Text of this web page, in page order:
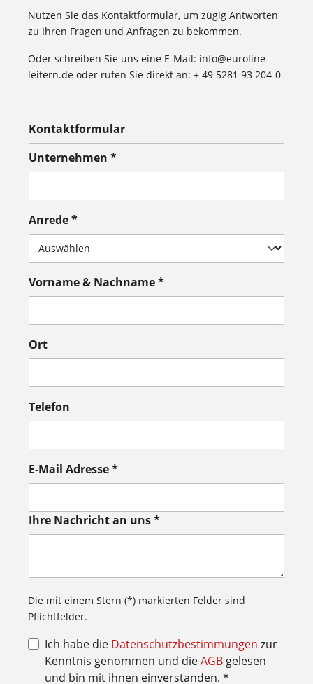
Nutzen Sie das Kontaktformular, um zügig Antworten
zu Ihren Fragen und Anfragen zu bekommen.
Oder schreiben Sie uns eine E-Mail: info@euroline-
leitern.de oder rufen Sie direkt an: + 49 5281 93 204-0
Kontaktformular
Unternehmen *
Anrede *
Vorname & Nachname *
Ort
Telefon
E-Mail Adresse *
Ihre Nachricht an uns *
Die mit einem Stern (*) markierten Felder sind
Pflichtfelder.
Ich habe die Datenschutzbestimmungen zur
Kenntnis genommen und dieAGB gelesen
und bin mit ihnen einverstanden. *